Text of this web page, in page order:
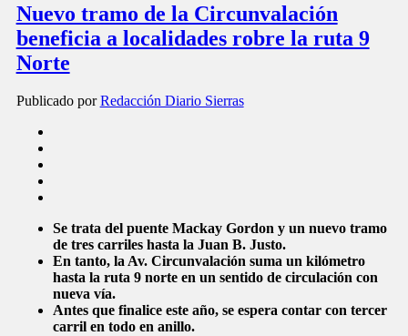
Nuevo tramo de la Circunvalación
beneficia a localidades robre la ruta 9
Norte
Publicado porRedacción Diario Sierras
Se trata del puente Mackay Gordon y un nuevo tramo
de tres carriles hasta la Juan B. Justo.
En tanto, la Av. Circunvalación suma un kilómetro
hasta la ruta 9 norte en un sentido de circulación con
nueva vía.
Antes que finalice este año, se espera contar con tercer
carril en todo en anillo.